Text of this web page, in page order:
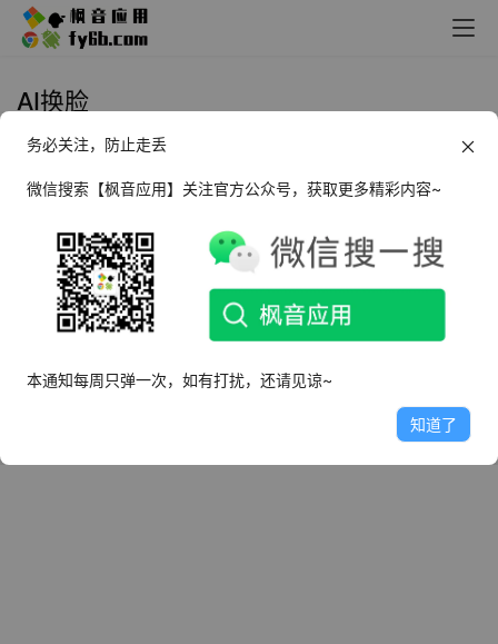
AI换脸
2025年4月22日
Windows AI FaceSwap AI换脸 人
脸变换_v2.2.0
务必关注，防止走丢
微信搜索【枫音应用】关注官方公众号，获取更多精彩内容~
本通知每周只弹一次，如有打扰，还请见谅~
知道了